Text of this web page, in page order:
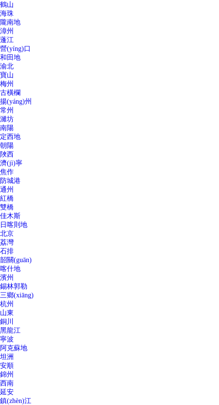
鶴山
海珠
隴南地
漳州
蓬江
營(yíng)口
和田地
渝北
寶山
梅州
古橫欄
揚(yáng)州
常州
濰坊
南陽
定西地
朝陽
陜西
濟(jì)寧
焦作
防城港
通州
紅橋
雙橋
佳木斯
日喀則地
北京
荔灣
石排
韶關(guān)
喀什地
濱州
錫林郭勒
三鄉(xiāng)
杭州
山東
銅川
黑龍江
寧波
阿克蘇地
坦洲
安順
錦州
西南
延安
鎮(zhèn)江